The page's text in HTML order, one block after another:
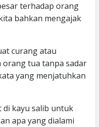
terhadap orang
bahkan mengajak
curang atau
tua tanpa sadar
yang menjatuhkan
di kayu salib untuk
apa yang dialami